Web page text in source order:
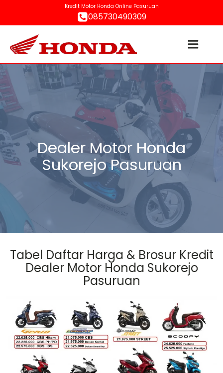
Kredit Motor Honda Online Pasuruan
085730490309
Dealer Motor Honda
Sukorejo Pasuruan
Tabel Daftar Harga & Brosur Kredit
Dealer Motor Honda Sukorejo
Pasuruan